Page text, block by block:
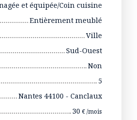
et équipée/Coin cuisine
Entièrement meublé
Ville
Sud-Ouest
Non
5
Nantes 44100 - Canclaux
30 € /mois